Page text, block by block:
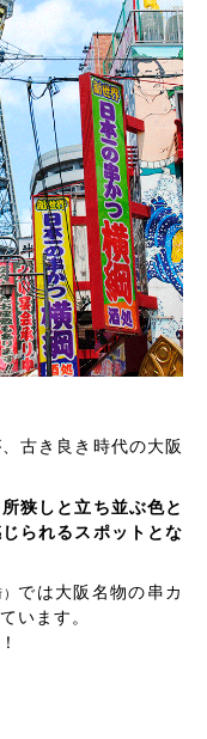
古き良き時代の大阪
狭しと立ち並ぶ色と
られるスポットとな
では大阪名物の串カ
います。